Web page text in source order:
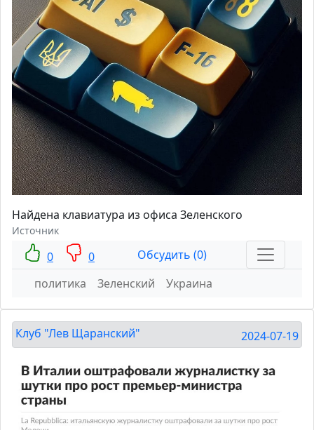
Найдена клавиатура из офиса Зеленского
Источник
0 0
Обсудить (0)
политика
Зеленский Украина
Клуб "Лев Щаранский" 2024-07-19